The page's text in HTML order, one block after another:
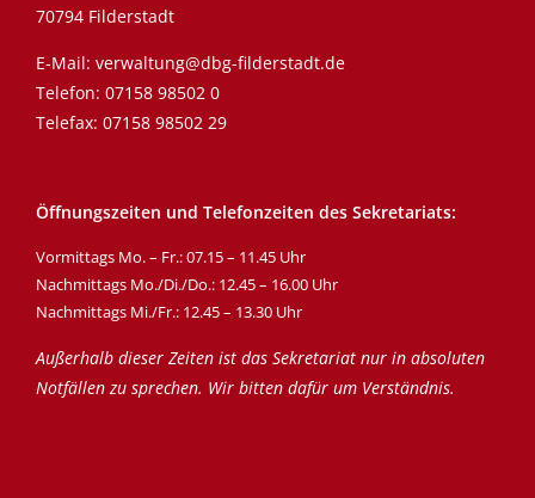
70794 Filderstadt
E-Mail: verwaltung@dbg-filderstadt.de
Telefon: 07158 98502 0
Telefax: 07158 98502 29
Öffnungszeiten und Telefonzeiten des Sekretariats:
Vormittags Mo. – Fr.: 07.15 – 11.45 Uhr
Nachmittags Mo./Di./Do.: 12.45 – 16.00 Uhr
Nachmittags Mi./Fr.: 12.45 – 13.30 Uhr
Außerhalb dieser Zeiten ist das Sekretariat nur in absoluten
Notfällen zu sprechen. Wir bitten dafür um Verständnis.